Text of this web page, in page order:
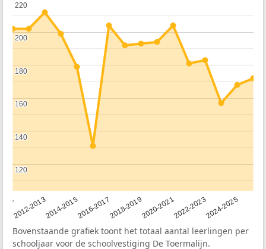
2012-20132014-20152016-20172018-20192020-20212022-20232024-2025
120
120
140
140
160
160
180
180
200
200
220
220
Bovenstaande grafiek toont het totaal aantal leerlingen per
schooljaar voor de schoolvestiging De Toermalijn.